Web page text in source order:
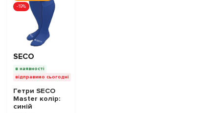
-19%
SECO
в наявності
відправимо сьогодні
Гетри SECO
Master колір:
синій